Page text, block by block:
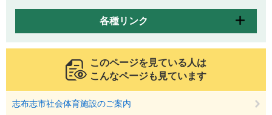
各種リンク
このページを見ている人は
こんなページも見ています
志布志市社会体育施設のご案内